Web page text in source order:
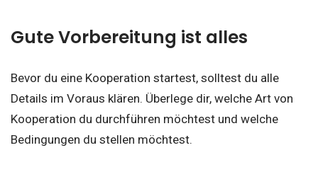
Gute Vorbereitung ist alles
Bevor du eine Kooperation startest, solltest du alle
Details im Voraus klären. Überlege dir, welche Art von
Kooperation du durchführen möchtest und welche
Bedingungen du stellen möchtest.